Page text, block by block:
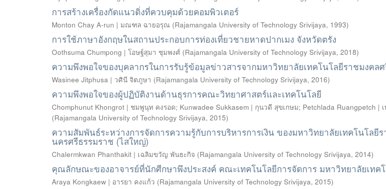
การสร้างเครื่องกัดแนวดิ่งที่ควบคุมด้วยคอมพิวเตอร์
Monton Chay A-run | มณฑล ฉายอรุณ (Rajamangala University of Technology Srivijaya, 1993)
การใช้ภาษาอังกฤษในสถานประกอบการท่องเที่ยวชายหาดปากเมง จังหวัดตรัง
Oothsuma Chumpong | โอษฐ์สุมา ชุมพงศ์ (Rajamangala University of Technology Srivijaya, 2018)
ความพึงพอใจของบุคลากรในการรับรู้ข้อมูลข่าวสารจากมหาวิทยาลัยเทคโนโลยีราชมงคล
Wasinee Jitphusa | วศินี จิตภูษา (Rajamangala University of Technology Srivijaya, 2016)
ความพึงพอใจของผู้ปฏิบัติงานด้านธุรการคณะวิทยาศาสตร์และเทคโนโลยี
Chomphunut Khongrot | ชมพูนุท คงรอด; Kunwadee Sukkasem | กุนวดี สุขเกษม; Petchlada Ruangpetch |
(Rajamangala University of Technology Srivijaya, 2015)
ความสัมพันธ์ระหว่างการจัดการความรู้กับการบริหารการเงิน ของมหาวิทยาลัยเทคโนโลยี
นครศรีธรรมราช (ไสใหญ่)
Chalermkwan Phanthakit | เฉลิมขวัญ พันธะกิจ (Rajamangala University of Technology Srivijaya, 2014)
คุณลักษณะของอาจารย์ที่นักศีกษาพึงประสงค์ คณะเทคโนโลยีการจัดการ มหาวิทยาลัยเทค
Araya Kongkaew | อารยา คงแก้ว (Rajamangala University of Technology Srivijaya, 2015)